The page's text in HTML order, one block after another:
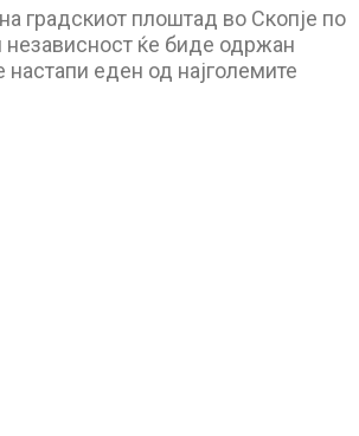
градскиот плоштад во Скопје по
независност ќе биде одржан
настапи еден од најголемите